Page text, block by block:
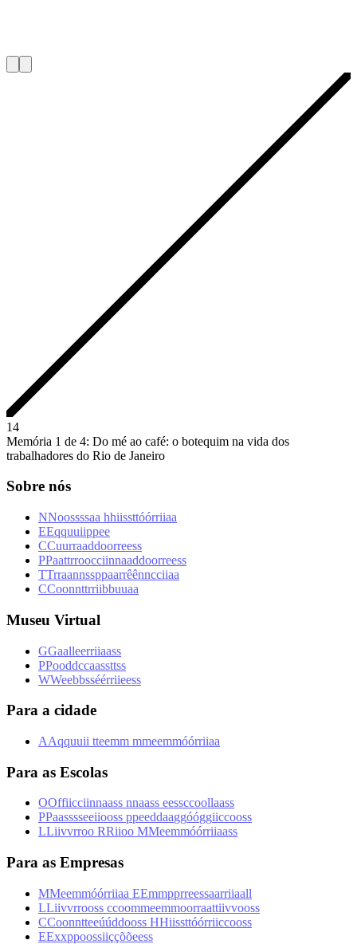
14
Memória 1 de 4: Do mé ao café: o botequim na vida dos
trabalhadores do Rio de Janeiro
Sobre nós
NNoossssaa hhiissttóórriiaa
EEqquuiippee
CCuurraaddoorreess
PPaattrroocciinnaaddoorreess
TTrraannssppaarrêênncciiaa
CCoonnttrriibbuuaa
Museu Virtual
GGaalleerriiaass
PPooddccaassttss
WWeebbsséérriieess
Para a cidade
AAqquuii tteemm mmeemmóórriiaa
Para as Escolas
OOffiicciinnaass nnaass eessccoollaass
PPaasssseeiiooss ppeeddaaggóóggiiccooss
LLiivvrroo RRiioo MMeemmóórriiaass
Para as Empresas
MMeemmóórriiaa EEmmpprreessaarriiaall
LLiivvrrooss ccoommeemmoorraattiivvooss
CCoonntteeúúddooss HHiissttóórriiccooss
EExxppoossiiççõõeess